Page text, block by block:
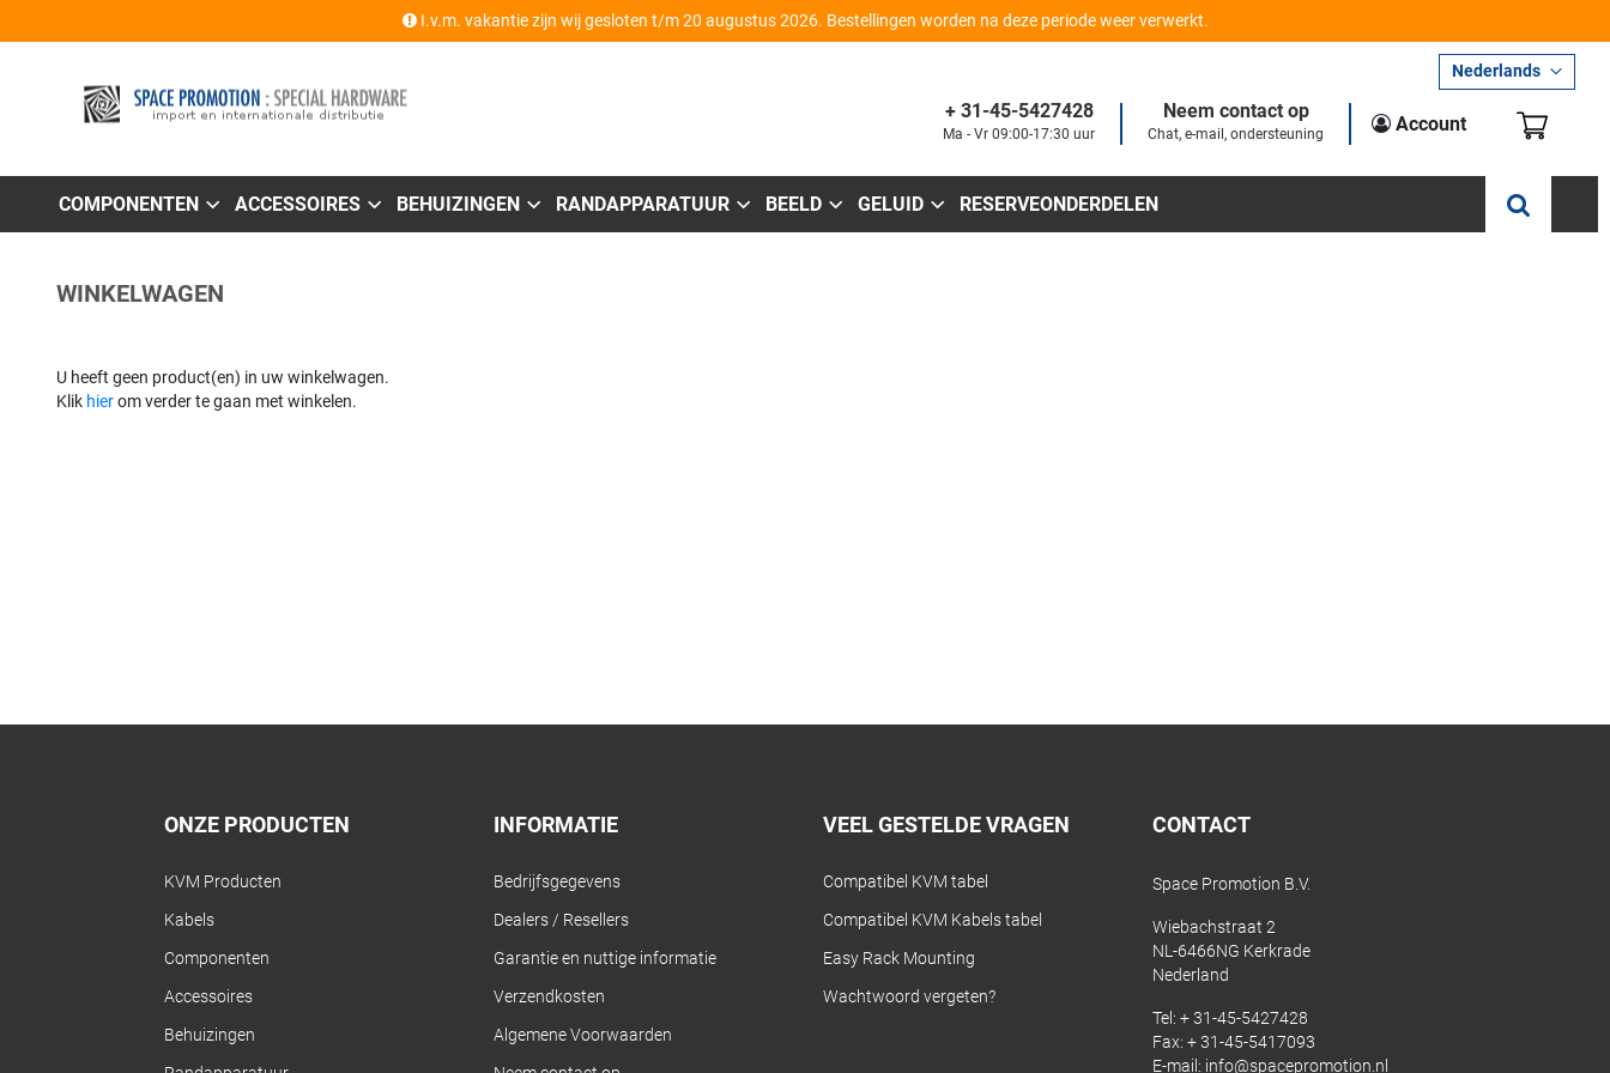
I.v.m. vakantie zijn wij gesloten t/m 20 augustus 2026. Bestellingen worden na deze periode weer verwerkt.
Taal
Nederlands
Account
+ 31-45-5427428
Ma - Vr 09:00-17:30 uur
Neem contact op
Chat, e-mail, ondersteuning
COMPONENTEN ACCESSOIRES BEHUIZINGEN RANDAPPARATUUR BEELD GELUID RESERVEONDERDELEN
WINKELWAGEN
U heeft geen product(en) in uw winkelwagen.
Klik hierom verder te gaan met winkelen.
ONZE PRODUCTEN
KVM Producten
Kabels
Componenten
Accessoires
Behuizingen
INFORMATIE
Bedrijfsgegevens
Dealers / Resellers
Garantie en nuttige informatie
Verzendkosten
Algemene Voorwaarden
VEEL GESTELDE VRAGEN
Compatibel KVM tabel
Compatibel KVM Kabels tabel
Easy Rack Mounting
Wachtwoord vergeten?
CONTACT
Space Promotion B.V.
Wiebachstraat 2
NL-6466NG Kerkrade
Nederland
Tel: + 31-45-5427428
Fax: + 31-45-5417093
E-mail: info@spacepromotion.nl